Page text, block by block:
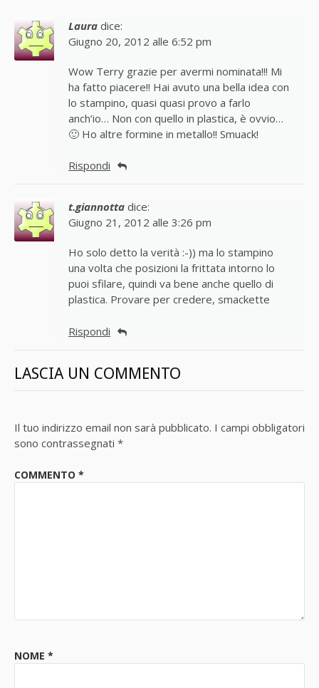
Laura dice:
Giugno 20, 2012 alle 6:52 pm
Wow Terry grazie per avermi nominata!!! Mi
ha fatto piacere!! Hai avuto una bella idea con
lo stampino, quasi quasi provo a farlo
anch’io… Non con quello in plastica, è ovvio…
🙂 Ho altre formine in metallo!! Smuack!
Rispondi
t.giannotta dice:
Giugno 21, 2012 alle 3:26 pm
Ho solo detto la verità :-)) ma lo stampino
una volta che posizioni la frittata intorno lo
puoi sfilare, quindi va bene anche quello di
plastica. Provare per credere, smackette
Rispondi
LASCIA UN COMMENTO
Il tuo indirizzo email non sarà pubblicato. I campi obbligatori
sono contrassegnati *
COMMENTO *
NOME *